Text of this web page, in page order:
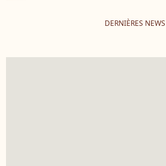
DERNIÈRES NEWS